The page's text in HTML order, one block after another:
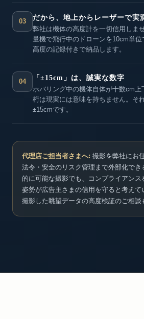
03 だから、地上からレーザーで実
弊社は機体の高度計を一切信用しま
量機で飛行中のドローンを10cm単位
高度の記録付きで納品します。
04 「±15cm」は、誠実な数字
ホバリング中の機体自体が十数cm
桁は現実には意味を持ちません。そ
±15cmです。
代理店ご担当者さまへ: 撮影を弊社にお
法令・安全のリスク管理まで外部化でき
的に可能な撮影でも、コンプライアン
姿勢が広告主さまの信用を守ると考えて
撮影した眺望データの高度検証のご相談